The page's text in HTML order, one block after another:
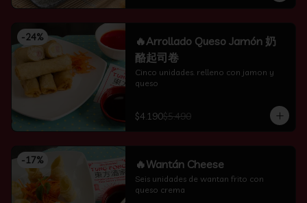
-24%
🔥Arrollado Queso Jamón 奶
酪起司卷
Cinco unidades. relleno con jamon y
queso
$4.190$5.490
-17% 🔥Wantán Cheese
Seis unidades de wantan frito con
queso crema